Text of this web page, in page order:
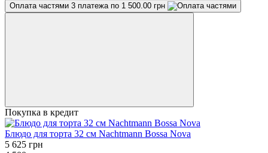
Оплата частями 3 платежа по 1 500.00 грн
Покупка в кредит
Блюдо для торта 32 см Nachtmann Bossa Nova
5 625 грн